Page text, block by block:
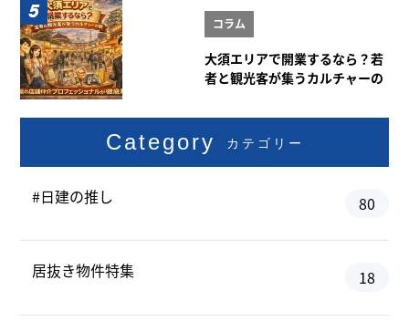
コラム
大須エリアで開業するなら？若
者と観光客が集うカルチャーの
Category カテゴリー
#日建の推し 80
居抜き物件特集 18